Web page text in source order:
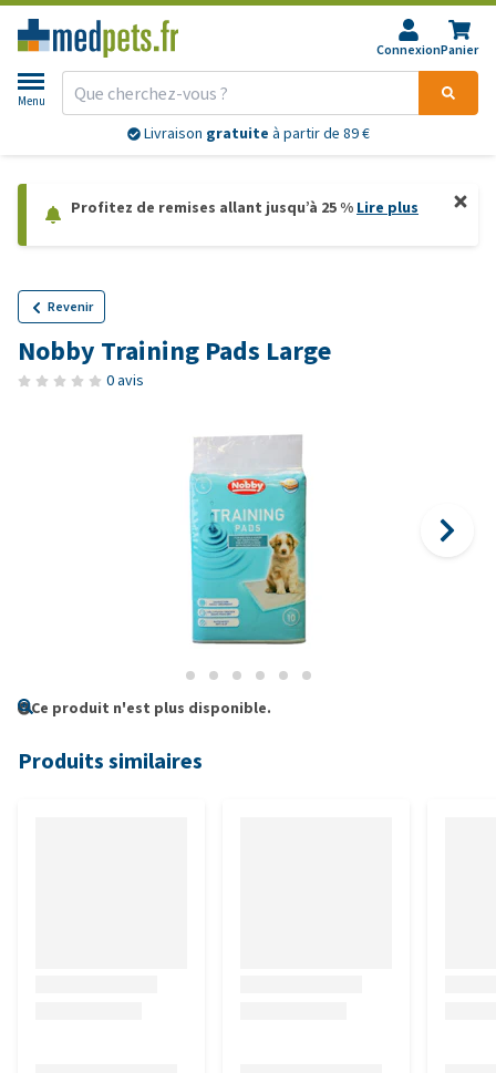
ConnexionPanier
Menu
Livraison gratuite à partir de 89 €
Profitez de remises allant jusqu’à 25 % Lire plus
Revenir
Nobby Training Pads Large
0 avis
Ce produit n'est plus disponible.
Produits similaires